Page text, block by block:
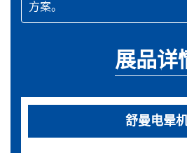
方案。
展品详
舒曼电晕